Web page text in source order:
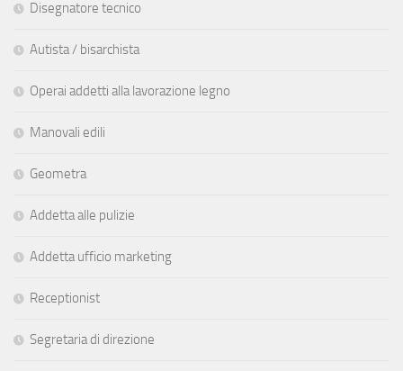
Disegnatore tecnico
Autista / bisarchista
Operai addetti alla lavorazione legno
Manovali edili
Geometra
Addetta alle pulizie
Addetta ufficio marketing
Receptionist
Segretaria di direzione